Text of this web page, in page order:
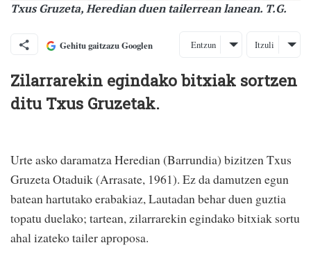
Txus Gruzeta, Heredian duen tailerrean lanean. T.G.
Gehitu gaitzazu Googlen Entzun Itzuli
Zilarrarekin egindako bitxiak sortzen
ditu Txus Gruzetak.
Urte asko daramatza Heredian (Barrundia) bizitzen Txus
Gruzeta Otaduik (Arrasate, 1961). Ez da damutzen egun
batean hartutako erabakiaz, Lautadan behar duen guztia
topatu duelako; tartean, zilarrarekin egindako bitxiak sortu
ahal izateko tailer aproposa.